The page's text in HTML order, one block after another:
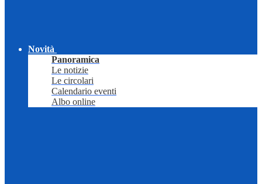
Novità
Panoramica
Le notizie
Le circolari
Calendario eventi
Albo online